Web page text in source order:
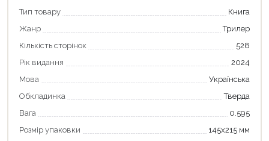
Тип товару
Книга
Жанр
Трилер
Кількість сторінок
528
Рік видання
2024
Мова
Українська
Обкладинка
Тверда
Вага
0.595
Розмір упаковки
145х215 мм